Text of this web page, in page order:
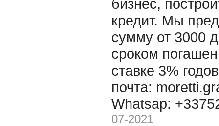
бизнес,
кредит. Мы
сумму от 3000
сроком
ставке 3%
почта:
Whatsap:
07-2021